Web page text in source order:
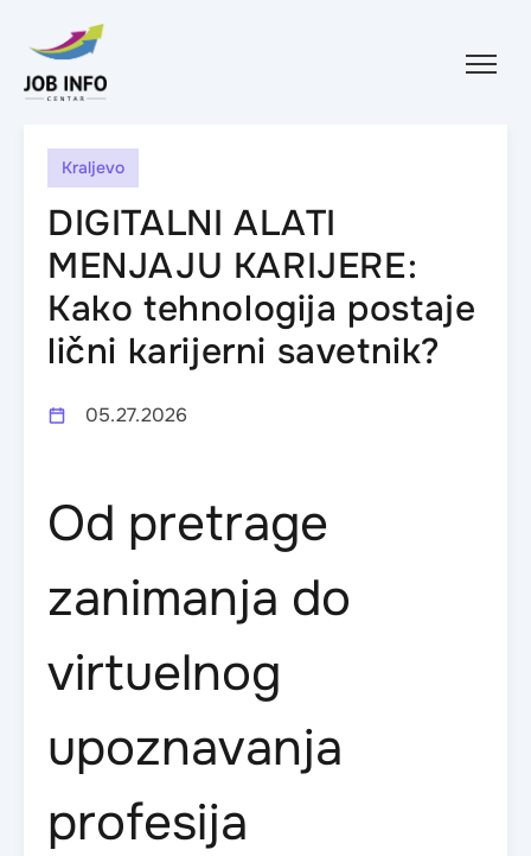
Skip to content
Kraljevo
DIGITALNI ALATI
MENJAJU KARIJERE:
Kako tehnologija postaje
lični karijerni savetnik?
05.27.2026
Od pretrage
zanimanja do
virtuelnog
upoznavanja
profesija